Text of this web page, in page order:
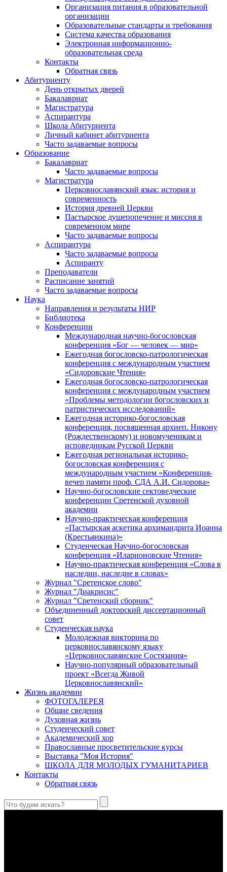
Организация питания в образовательной
организации
Образовательные стандарты и требования
Система качества образования
Электронная информационно-
образовательная среда
Контакты
Обратная связь
Абитуриенту
День открытых дверей
Бакалавриат
Магистратура
Аспирантура
Школа Абитуриента
Личный кабинет абитуриента
Часто задаваемые вопросы
Образование
Бакалавриат
Часто задаваемые вопросы
Магистратура
Церковнославянский язык: история и
современность
История древней Церкви
Пастырское душепопечение и миссия в
современном мире
Часто задаваемые вопросы
Аспирантура
Часто задаваемые вопросы
Аспиранту
Преподаватели
Расписание занятий
Часто задаваемые вопросы
Наука
Направления и результаты НИР
Библиотека
Конференции
Международная научно-богословская
конференция «Бог — человек — мир»
Ежегодная богословско-патрологическая
конференция с международным участием
«Сидоровские Чтения»
Ежегодная богословско-патрологическая
конференция с международным участием
«Проблемы методологии богословских и
патристических исследований»
Ежегодная историко-богословская
конференция, посвященная архиеп. Никону
(Рождественскому) и новомученикам и
исповедникам Русской Церкви
Ежегодная региональная историко-
богословская конференция с
международным участием «Конференция-
вечер памяти проф. СДА А.И. Сидорова»
Научно-богословские сектоведческие
конференции Сретенской духовной
академии
Научно-практическая конференция
«Пастырская аскетика архимандрита Иоанна
(Крестьянкина)»
Студенческая Научно-богословская
конференция «Иларионовские Чтения»
Научно-практическая конференция «Cлова в
наследии, наследие в словах»
Журнал "Сретенское слово"
Журнал "Диакрисис"
Журнал "Сретенский сборник"
Объединенный докторский диссертационный
совет
Студенческая наука
Молодежная викторина по
церковнославянскому языку
«Церковнославянские Состязания»
Научно-популярный образовательный
проект «Всегда Живой
Церковнославянский»
Жизнь академии
ФОТОГАЛЕРЕЯ
Общие сведения
Духовная жизнь
Студенческий совет
Академический хор
Православные просветительские курсы
Выставка "Моя История"
ШКОЛА ДЛЯ МОЛОДЫХ ГУМАНИТАРИЕВ
Контакты
Обратная связь